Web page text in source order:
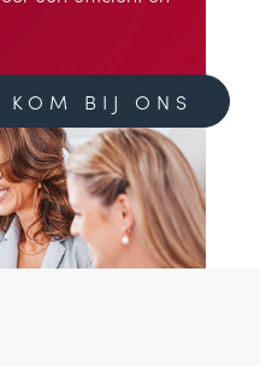
KOM BIJ ONS